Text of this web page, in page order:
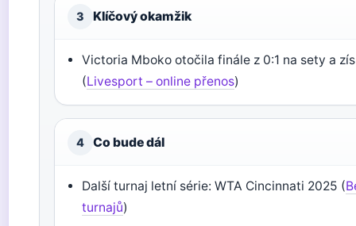
3 Klíčový okamžik
Victoria Mboko otočila finále z 0:1 na sety a
(Livesport – online přenos)
4 Co bude dál
Další turnaj letní série: WTA Cincinnati 2025 (
turnajů)